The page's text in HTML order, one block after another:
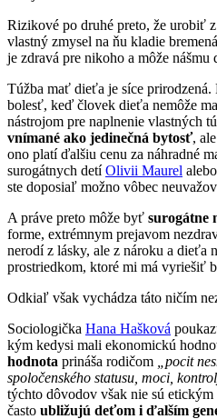
Rizikové po druhé preto, že urobiť
vlastný zmysel na ňu kladie
je zdravá pre nikoho a môže
Túžba mať dieťa je síce prirodzená.
bolesť, keď človek dieťa nemôže
nástrojom pre naplnenie vlastných
vnímané ako jedinečná bytosť,
ono platí ďalšiu cenu za náhradné
surogátnych detíOlivii Maurel alebo
ste doposiaľ možno vôbec
A práve preto môže byť surogátne
forme, extrémnym prejavom
nerodí z lásky, ale z nároku a dieťa
prostriedkom, ktoré mi má vyriešiť
Odkiaľ však vychádza táto ničím
Sociologička Hana Hašková
kým kedysi mali ekonomickú
hodnota prináša rodičom „pocit
spoločenského statusu, moci,
týchto dôvodov však nie sú
často ubližujú deťom i ďalším